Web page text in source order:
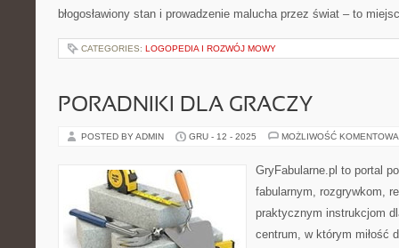
błogosławiony stan i prowadzenie malucha przez świat – to
CATEGORIES: LOGOPEDIA I ROZWÓJ MOWY
PORADNIKI DLA GRACZY
POSTED BY ADMIN GRU - 12 - 2025 MOŻLIWOŚĆ
GryFabularne.pl to portal
fabularnym, rozgrywkom,
praktycznym instrukcjom
centrum, w którym miłość